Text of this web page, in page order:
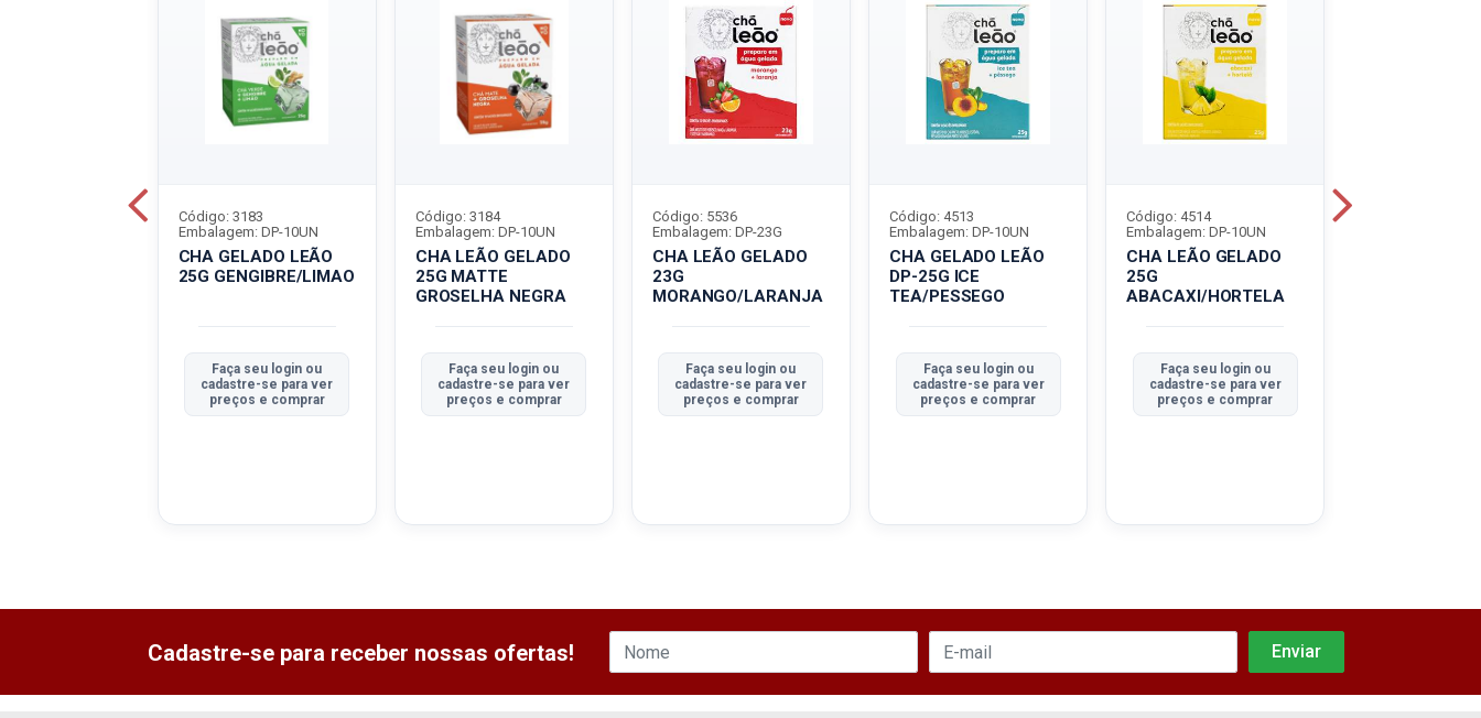
CHA GELADO LEÃO
25G GENGIBRE/LIMAO
Código: 3183
Embalagem: DP-10UN
Faça seu login ou
cadastre-se para ver
preços e comprar
CHA LEÃO GELADO
25G MATTE
GROSELHA NEGRA
Código: 3184
Embalagem: DP-10UN
Faça seu login ou
cadastre-se para ver
preços e comprar
CHA LEÃO GELADO
23G
MORANGO/LARANJA
Código: 5536
Embalagem: DP-23G
Faça seu login ou
cadastre-se para ver
preços e comprar
CHA GELADO LEÃO
DP-25G ICE
TEA/PESSEGO
Código: 4513
Embalagem: DP-10UN
Faça seu login ou
cadastre-se para ver
preços e comprar
CHA LEÃO GELADO
25G
ABACAXI/HORTELA
Código: 4514
Embalagem: DP-10UN
Faça seu login ou
cadastre-se para ver
preços e comprar
Cadastre-se para receber nossas ofertas!